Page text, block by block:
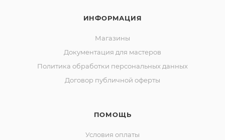
ИНФОРМАЦИЯ
Магазины
Документация для мастеров
Политика обработки персональных данных
Договор публичной оферты
ПОМОЩЬ
Условия оплаты